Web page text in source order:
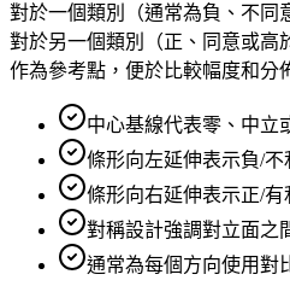
對於一個類別（通常為負、不同
對於另一個類別（正、同意或高
作為參考點，便於比較幅度和分
中心基線代表零、中立
條形向左延伸表示負/不
條形向右延伸表示正/有
對稱設計強調對立面之
通常為每個方向使用對